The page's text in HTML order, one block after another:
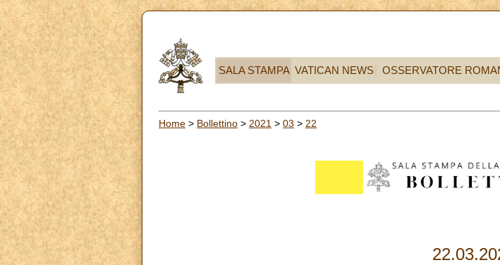
SALA STAMPA VATICAN NEWS OSSERVATORE
Home > Bollettino > 2021 > 03 > 22